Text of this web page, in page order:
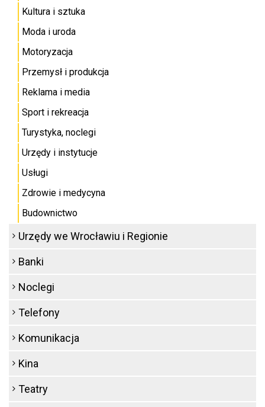
Kultura i sztuka
Moda i uroda
Motoryzacja
Przemysł i produkcja
Reklama i media
Sport i rekreacja
Turystyka, noclegi
Urzędy i instytucje
Usługi
Zdrowie i medycyna
Budownictwo
Urzędy we Wrocławiu i Regionie
Banki
Noclegi
Telefony
Komunikacja
Kina
Teatry